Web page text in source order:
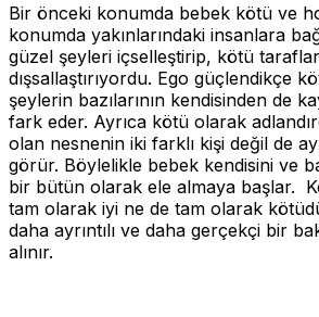
Bir önceki konumda bebek kötü ve
konumda yakınlarındaki insanlara
güzel şeyleri içselleştirip, kötü
dışsallaştırıyordu. Ego güçlendikçe
şeylerin bazılarının kendisinden de
fark eder. Ayrıca kötü olarak
olan nesnenin iki farklı kişi değil de
görür. Böylelikle bebek kendisini ve
bir bütün olarak ele almaya başlar.
tam olarak iyi ne de tam olarak
daha ayrıntılı ve daha gerçekçi bir
alınır.